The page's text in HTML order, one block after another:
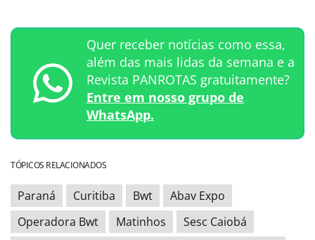
Quer receber notícias como essa,
além das mais lidas da semana e a
Revista PANROTAS gratuitamente?
Entre em nosso grupo de
WhatsApp.
TÓPICOS RELACIONADOS
Paraná Curitiba Bwt
Abav Expo
Operadora Bwt
Matinhos
Sesc Caiobá